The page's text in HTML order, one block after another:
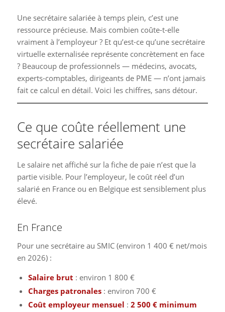
Une secrétaire salariée à temps plein, c’est une
ressource précieuse. Mais combien coûte-t-elle
vraiment à l’employeur ? Et qu’est-ce qu’une secrétaire
virtuelle externalisée représente concrètement en face
? Beaucoup de professionnels — médecins, avocats,
experts-comptables, dirigeants de PME — n’ont jamais
fait ce calcul en détail. Voici les chiffres, sans détour.
Ce que coûte réellement une
secrétaire salariée
Le salaire net affiché sur la fiche de paie n’est que la
partie visible. Pour l’employeur, le coût réel d’un
salarié en France ou en Belgique est sensiblement plus
élevé.
En France
Pour une secrétaire au SMIC (environ 1 400 € net/mois
en 2026) :
Salaire brut : environ 1 800 €
Charges patronales: environ 700 €
Coût employeur mensuel : 2 500 € minimum